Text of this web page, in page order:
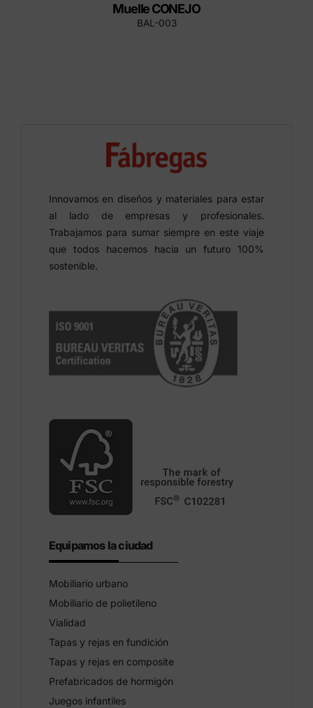
Muelle CONEJO
BAL-003
Innovamos en diseños y materiales para estar
al lado de empresas y profesionales.
Trabajamos para sumar siempre en este viaje
que todos hacemos hacia un futuro 100%
sostenible.
Equipamos la ciudad
Mobiliario urbano
Mobiliario de polietileno
Vialidad
Tapas y rejas en fundición
Tapas y rejas en composite
Prefabricados de hormigón
Juegos infantiles